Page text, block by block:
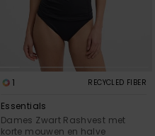
1 RECYCLED FIBER
Essentials
Dames Zwart Rashvest met
korte mouwen en halve